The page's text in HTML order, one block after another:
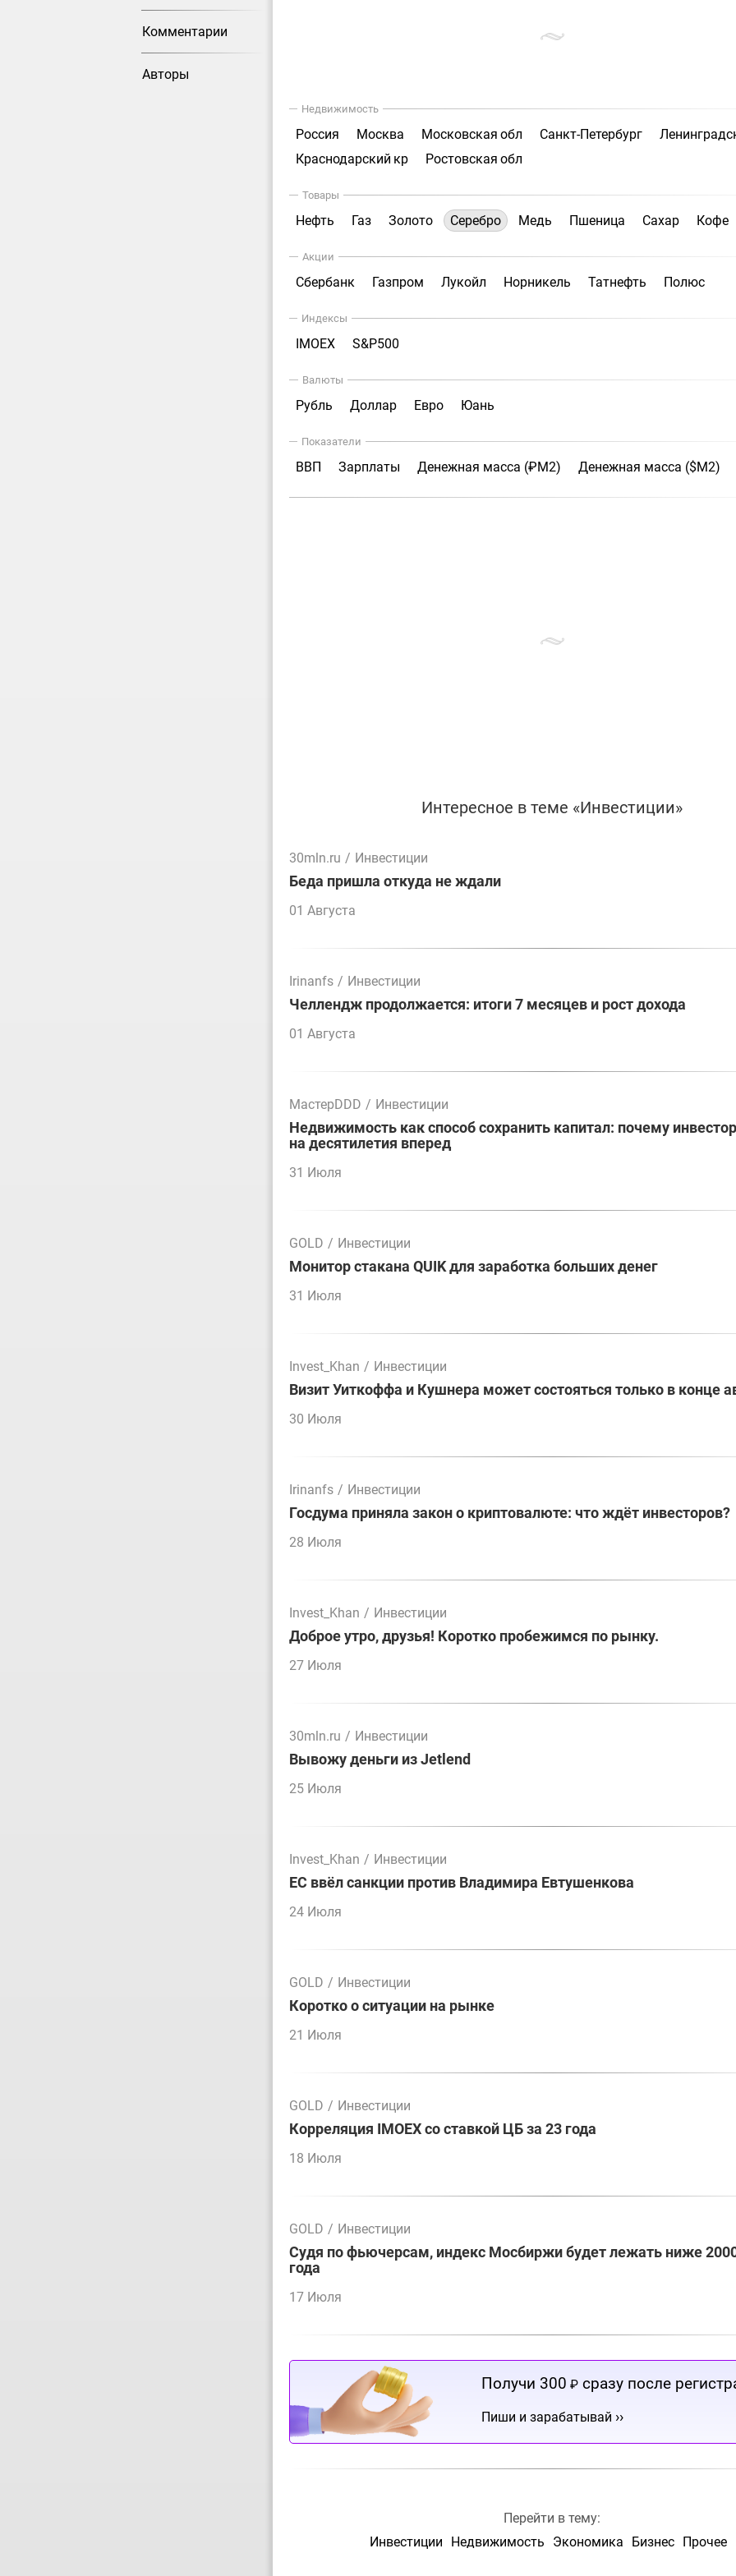
Комментарии
Авторы
Недвижимость
Россия Москва Московская обл Санкт-Петербург
Краснодарский кр
Ростовская обл
Товары
Нефть Газ Золото Серебро Медь Пшеница Сахар Кофе
Акции
Сбербанк Газпром Лукойл Норникель Татнефть Полюс
Индексы
IMOEX S&P500
Валюты
Рубль Доллар Евро Юань
Показатели
ВВП Зарплаты Денежная масса (₽М2) Денежная масса ($М2)
Интересное в теме «Инвестиции»
30mln.ru / Инвестиции
Беда пришла откуда не ждали
01 Августа
Irinanfs / Инвестиции
Челлендж продолжается: итоги 7 месяцев и рост дохода
01 Августа
МастерDDD / Инвестиции
Недвижимость как способ сохранить капитал: почему
на десятилетия вперед
31 Июля
GOLD / Инвестиции
Монитор стакана QUIK для заработка больших денег
31 Июля
Invest_Khan / Инвестиции
Визит Уиткоффа и Кушнера может состояться только в конце
30 Июля
Irinanfs / Инвестиции
Госдума приняла закон о криптовалюте: что ждёт инвесторов?
28 Июля
Invest_Khan / Инвестиции
Доброе утро, друзья! Коротко пробежимся по рынку.
27 Июля
30mln.ru / Инвестиции
Вывожу деньги из Jetlend
25 Июля
Invest_Khan / Инвестиции
ЕС ввёл санкции против Владимира Евтушенкова
24 Июля
GOLD / Инвестиции
Коротко о ситуации на рынке
21 Июля
GOLD / Инвестиции
Корреляция IMOEX со ставкой ЦБ за 23 года
18 Июля
GOLD / Инвестиции
Судя по фьючерсам, индекс Мосбиржи будет лежать ниже
года
17 Июля
Получи 300 ₽ сразу после
Пиши и зарабатывай ››
Перейти в тему:
Инвестиции
Недвижимость Экономика Бизнес Прочее